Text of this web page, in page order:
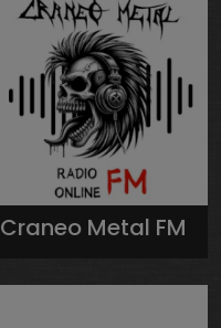
Craneo Metal FM